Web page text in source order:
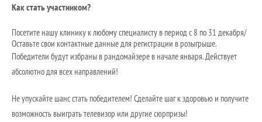
Как стать участником?
Посетите нашу клинику к любому специалисту в период с 8 по 31 декабря/
Оставьте свои контактные данные для регистрации в розыгрыше.
Победители будут избраны в рандомайзере в начале января. Действует
абсолютно для всех направлений!
Не упускайте шанс стать победителем! Сделайте шаг к здоровью и получите
возможность выиграть телевизор или другие сюрпризы!